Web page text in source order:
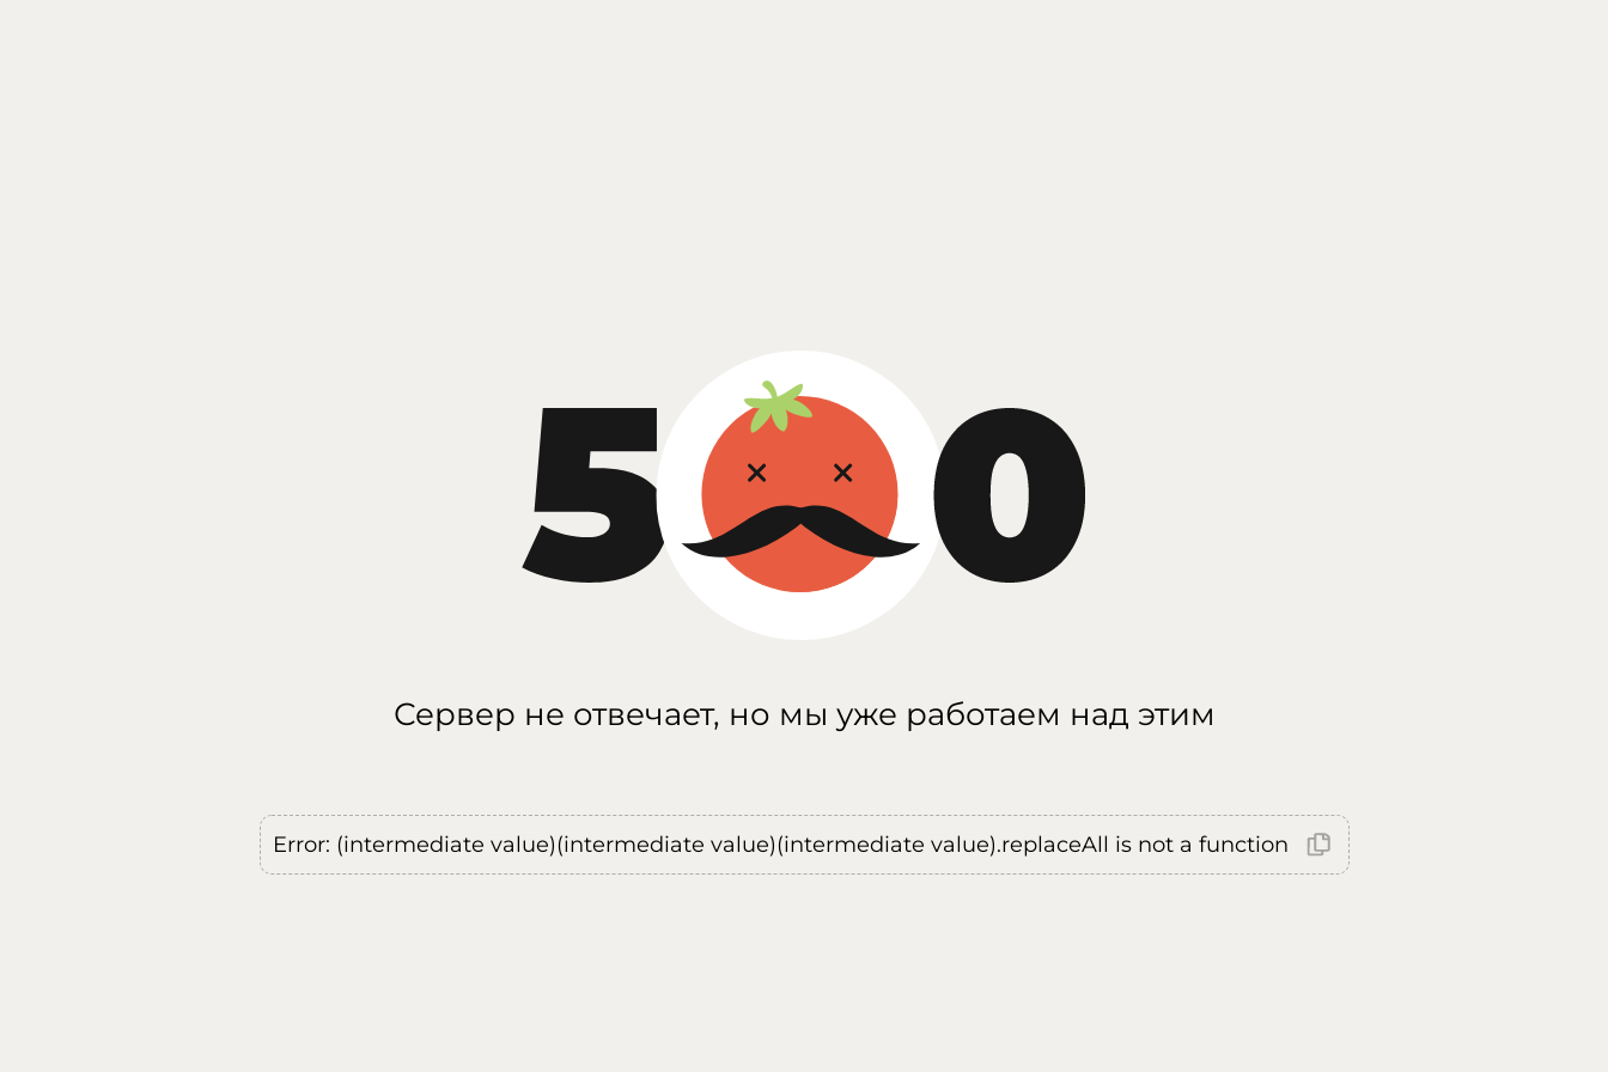
Сервер не отвечает, но мы уже работаем над этим
Error: (intermediate value)(intermediate value)(intermediate value).replaceAll is not a function